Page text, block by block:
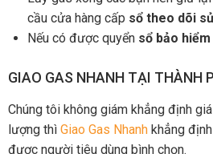
cầu cửa hàng cấp sổ theo dõi
Nếu có được quyển sổ bảo hiểm
GIAO GAS NHANH TẠI THÀNH
Chúng tôi không giám khẳng định
lượng thì Giao Gas Nhanh khẳng
được người tiêu dùng bình chọn.